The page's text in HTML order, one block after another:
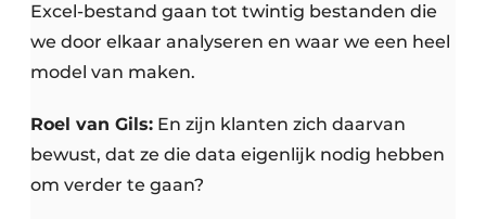
Excel-bestand gaan tot twintig bestanden die
we door elkaar analyseren en waar we een heel
model van maken.
Roel van Gils: En zijn klanten zich daarvan
bewust, dat ze die data eigenlijk nodig hebben
om verder te gaan?